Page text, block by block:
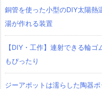
銅管を使った小型のDIY太陽熱
湯が作れる装置
【DIY・工作】連射できる輪
もぴったり
ジーアポットは濡らした陶器